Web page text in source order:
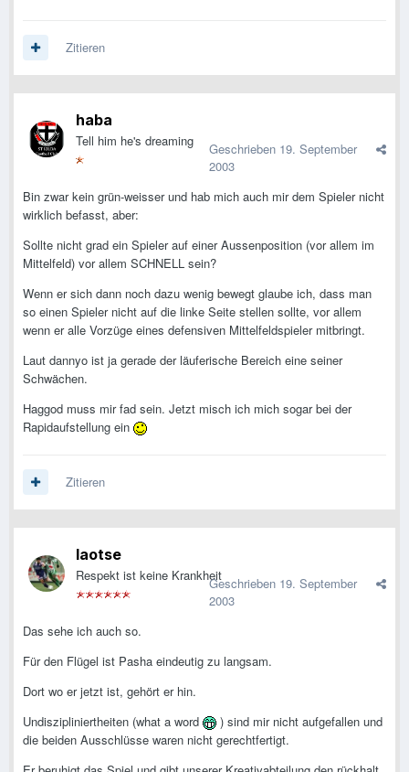
Zitieren
haba
Tell him he's dreaming Geschrieben 19. September
2003
Bin zwar kein grün-weisser und hab mich auch mir dem Spieler nicht
wirklich befasst, aber:
Sollte nicht grad ein Spieler auf einer Aussenposition (vor allem im
Mittelfeld) vor allem SCHNELL sein?
Wenn er sich dann noch dazu wenig bewegt glaube ich, dass man
so einen Spieler nicht auf die linke Seite stellen sollte, vor allem
wenn er alle Vorzüge eines defensiven Mittelfeldspieler mitbringt.
Laut dannyo ist ja gerade der läuferische Bereich eine seiner
Schwächen.
Haggod muss mir fad sein. Jetzt misch ich mich sogar bei der
Rapidaufstellung ein
Zitieren
laotse
Respekt ist keine KrankheitGeschrieben 19. September
2003
Das sehe ich auch so.
Für den Flügel ist Pasha eindeutig zu langsam.
Dort wo er jetzt ist, gehört er hin.
Undiszipliniertheiten (what a word
) sind mir nicht aufgefallen und
die beiden Ausschlüsse waren nicht gerechtfertigt.